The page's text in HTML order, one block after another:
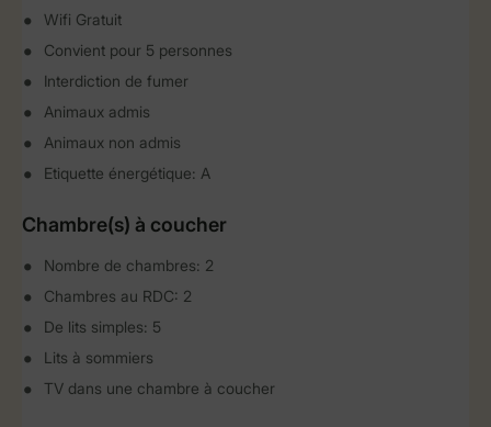
Wifi Gratuit
Convient pour 5 personnes
Interdiction de fumer
Animaux admis
Animaux non admis
Etiquette énergétique: A
Chambre(s) à coucher
Nombre de chambres: 2
Chambres au RDC: 2
De lits simples: 5
Lits à sommiers
TV dans une chambre à coucher